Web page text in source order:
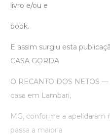
livro e/ou e
book.
E assim surgiu esta
CASA GORDA
O RECANTO DOS NETOS
casa em Lambari,
MG, conforme a apelidaram
passa a maioria